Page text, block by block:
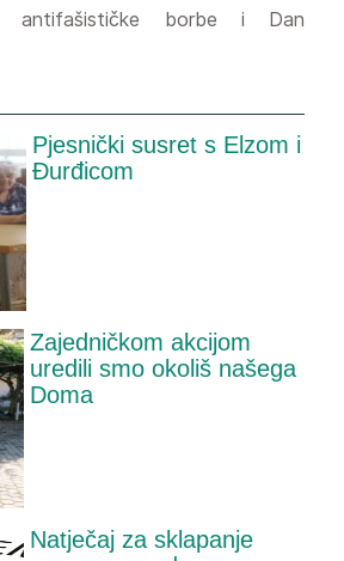
antifašističke borbe i Dan
Pjesnički susret s Elzom i
Đurđicom
Zajedničkom akcijom
uredili smo okoliš našega
Doma
Natječaj za sklapanje